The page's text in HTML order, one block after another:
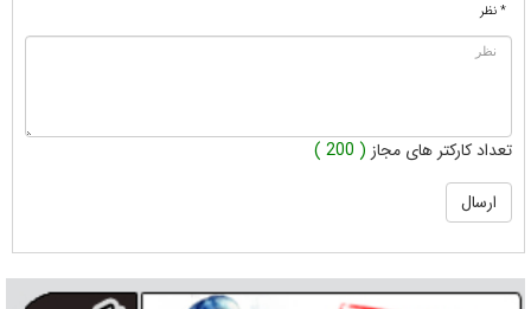
* نظر
تعداد کارکتر های مجاز ( 200 )